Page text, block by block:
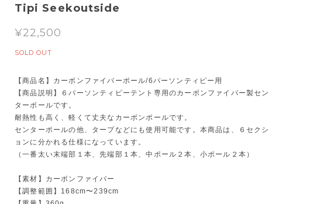
Tipi Seekoutside
¥22,500
SOLD OUT
【商品名】カーボンファイバーポール/6パーソンティピー用
【商品説明】６パーソンティピーテント専用のカーボンファイバー製セン
ターポールです。
耐熱性も高く、軽くて丈夫なカーボンポールです。
センターポールの他、タープなどにも使用可能です。本商品は、６セクシ
ョンに分かれる仕様になっています。
（一番太い末端部１本、先端部１本、中ポール２本、小ポール２本）
【素材】カーボンファイバー
【調整範囲】168cm〜239cm